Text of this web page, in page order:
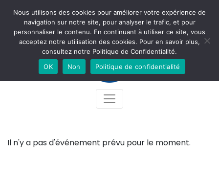
Newsletter Accès Contact Facebook Instagram
Il n'y a pas d'événement prévu pour le moment.
Nous utilisons des cookies pour améliorer votre expérience de
navigation sur notre site, pour analyser le trafic, et pour
personnaliser le contenu. En continuant à utiliser ce site, vous
acceptez notre utilisation des cookies. Pour en savoir plus,
consultez notre Politique de Confidentialité.
OK
Non Politique de confidentialité